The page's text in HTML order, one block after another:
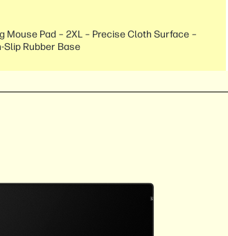
Mouse Pad – 2XL – Precise Cloth Surface –
Slip Rubber Base